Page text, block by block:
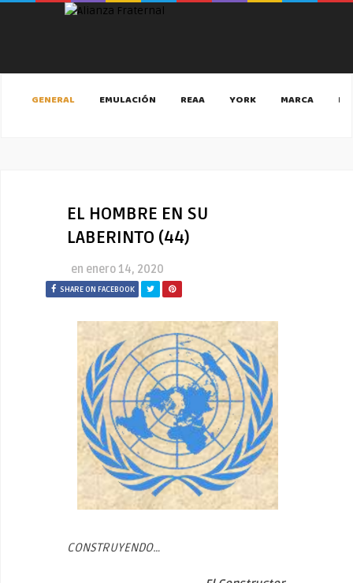
GENERAL EMULACIÓN REAA YORK MARCA
EL HOMBRE EN SU
LABERINTO (44)
en enero 14, 2020
SHARE ON FACEBOOK
CONSTRUYENDO…